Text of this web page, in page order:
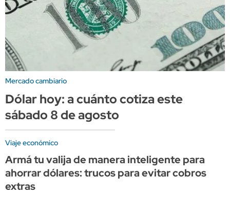
Mercado cambiario
Dólar hoy: a cuánto cotiza este
sábado 8 de agosto
Viaje económico
Armá tu valija de manera inteligente para
ahorrar dólares: trucos para evitar cobros
extras